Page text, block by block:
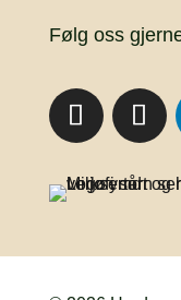
Følg oss